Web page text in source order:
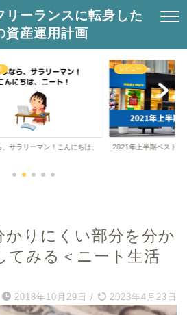
リーランスに転身した
資産運用計画
マン！こんにちは、
レビュー
2021年上半期ベストバイトップ5
かりにくい部分を分か
てみる＜ニート生活
2018年10月29日 / 2023年4月23日